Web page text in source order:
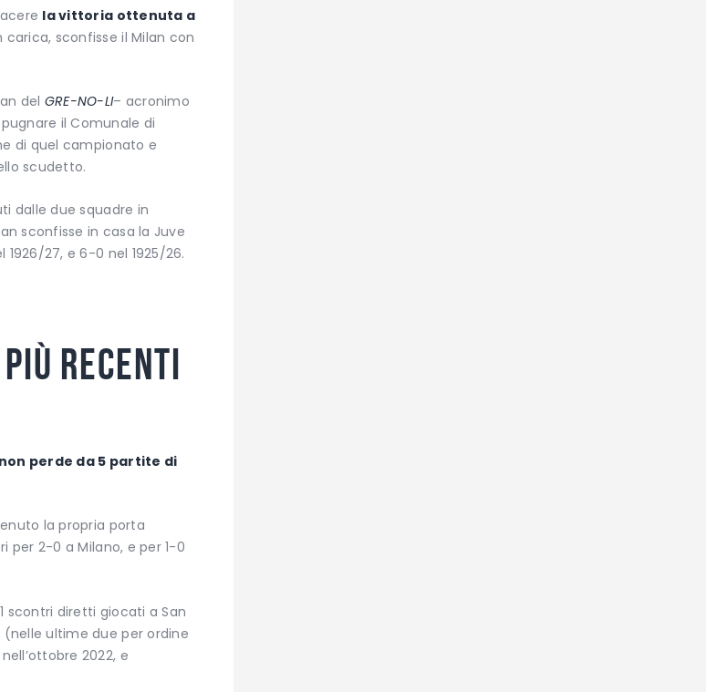
la vittoria ottenuta a
carica, sconfisse il Milan con
del GRE-NO-LI– acronimo
il Comunale di
di quel campionato e
scudetto.
dalle due squadre in
sconfisse in casa la Juve
27, e 6-0 nel 1925/26.
recenti
perde da 5 partite di
la propria porta
per 2-0 a Milano, e per 1-0
scontri diretti giocati a San
ultime due per ordine
2022, e